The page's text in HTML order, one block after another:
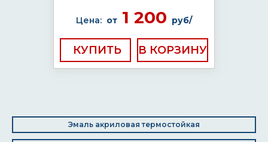
Цена: от 1 200 руб/
КУПИТЬ
Эмаль акриловая термостойкая